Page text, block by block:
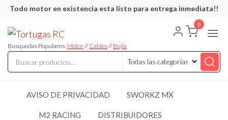
Saltar
contenido
Todo motor en existencia esta listo para entrega inmediata!!
RC
articulos
de RC
Busquedas Populares: Motor//Cables//Bujia
0
AVISO DE PRIVACIDAD SWORKZ MX
M2 RACING DISTRIBUIDORES